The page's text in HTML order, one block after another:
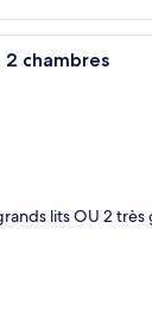
Un
2 chambres
lits OU 2 très